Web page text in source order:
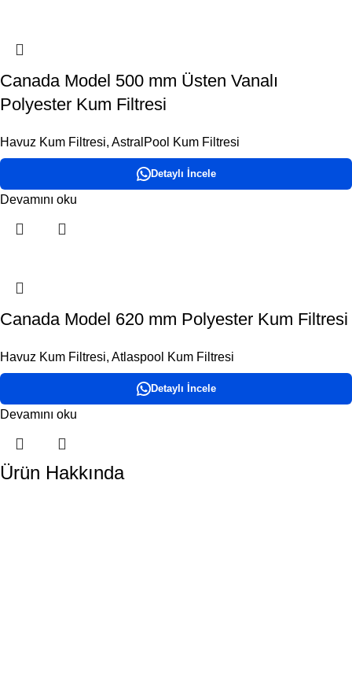
Canada Model 500 mm Üsten Vanalı
Polyester Kum Filtresi
Havuz Kum Filtresi, AstralPool Kum Filtresi
Detaylı İncele
Devamını oku
Canada Model 620 mm Polyester Kum Filtresi
Havuz Kum Filtresi, Atlaspool Kum Filtresi
Detaylı İncele
Devamını oku
Ürün Hakkında